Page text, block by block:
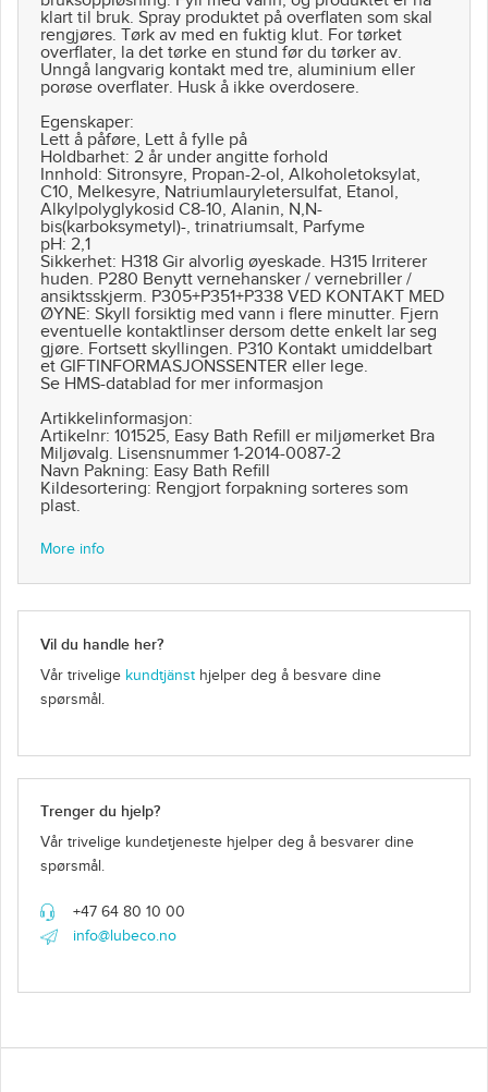
klart til bruk. Spray produktet på overflaten som skal
rengjøres. Tørk av med en fuktig klut. For tørket
overflater, la det tørke en stund før du tørker av.
Unngå langvarig kontakt med tre, aluminium eller
porøse overflater. Husk å ikke overdosere.
Egenskaper:
Lett å påføre, Lett å fylle på
Holdbarhet: 2 år under angitte forhold
Innhold: Sitronsyre, Propan-2-ol, Alkoholetoksylat,
C10, Melkesyre, Natriumlauryletersulfat, Etanol,
Alkylpolyglykosid C8-10, Alanin, N,N-
bis(karboksymetyl)-, trinatriumsalt, Parfyme
pH: 2,1
Sikkerhet: H318 Gir alvorlig øyeskade. H315 Irriterer
huden. P280 Benytt vernehansker / vernebriller /
ansiktsskjerm. P305+P351+P338 VED KONTAKT MED
ØYNE: Skyll forsiktig med vann i flere minutter. Fjern
eventuelle kontaktlinser dersom dette enkelt lar seg
gjøre. Fortsett skyllingen. P310 Kontakt umiddelbart
et GIFTINFORMASJONSSENTER eller lege.
Se HMS-datablad for mer informasjon
Artikkelinformasjon:
Artikelnr: 101525, Easy Bath Refill er miljømerket Bra
Miljøvalg. Lisensnummer 1-2014-0087-2
Navn Pakning: Easy Bath Refill
Kildesortering: Rengjort forpakning sorteres som
plast.
More info
Vil du handle her?
Vår trivelige kundtjänst hjelper deg å besvare dine
spørsmål.
Trenger du hjelp?
Vår trivelige kundetjeneste hjelper deg å besvarer dine
spørsmål.
+47 64 80 10 00
info@lubeco.no